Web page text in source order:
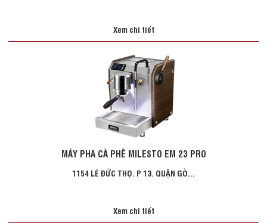
Xem chi tiết
MÁY PHA CÀ PHÊ MILESTO EM 23 PRO
1154 LÊ ĐỨC THỌ. P 13. QUẬN GÒ...
Xem chi tiết